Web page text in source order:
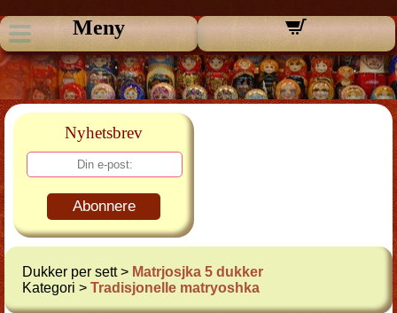
Meny
Nyhetsbrev
Abonnere
Dukker per sett > Matrjosjka 5 dukker
Kategori > Tradisjonelle matryoshka